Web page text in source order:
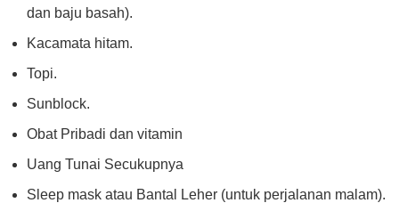
dan baju basah).
Kacamata hitam.
Topi.
Sunblock.
Obat Pribadi dan vitamin
Uang Tunai Secukupnya
Sleep mask atau Bantal Leher (untuk perjalanan malam).